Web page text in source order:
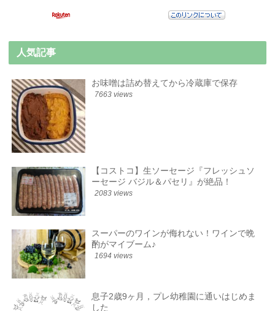
人気記事
お味噌は詰め替えてから冷蔵庫で保存
7663 views
【コストコ】生ソーセージ『フレッシュソ
ーセージ バジル＆パセリ』が絶品！
2083 views
スーパーのワインが侮れない！ワインで晩
酌がマイブーム♪
1694 views
息子2歳9ヶ月，プレ幼稚園に通いはじめま
した